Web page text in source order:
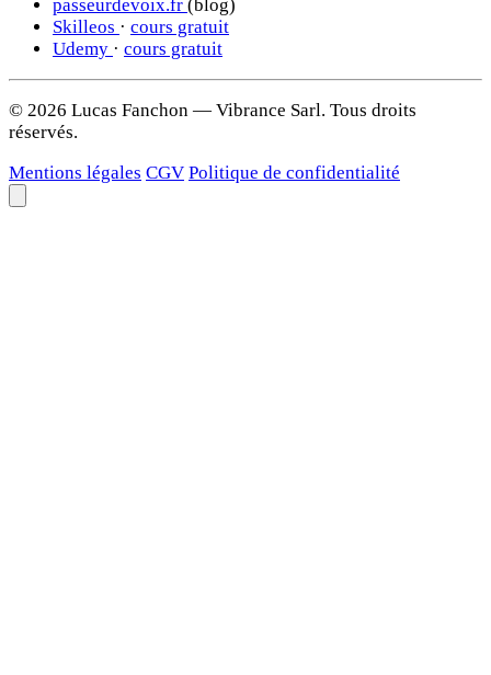
passeurdevoix.fr (blog)
Skilleos · cours gratuit
Udemy · cours gratuit
© 2026 Lucas Fanchon — Vibrance Sarl. Tous droits
réservés.
Mentions légales CGV Politique de confidentialité